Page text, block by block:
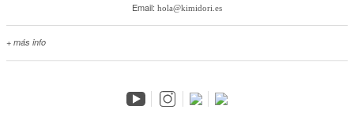
Email: hola@kimidori.es
+ más info